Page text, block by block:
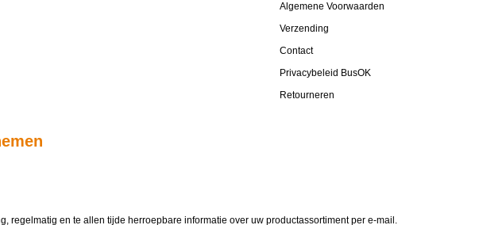
Algemene Voorwaarden
Verzending
Contact
Privacybeleid BusOK
Retourneren
, regelmatig en te allen tijde herroepbare informatie over uw productassortiment per e-mail.